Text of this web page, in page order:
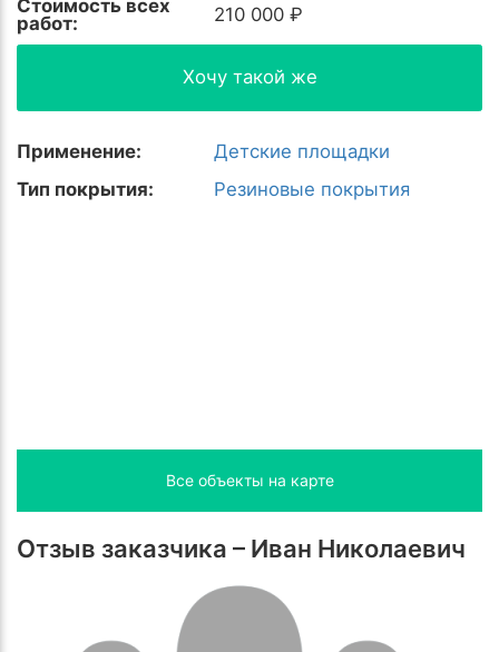
Стоимость всех
работ:
210 000 ₽
Хочу такой же
Применение:
Детские площадки
Тип покрытия:
Резиновые покрытия
Все объекты на карте
Отзыв заказчика – Иван Николаевич